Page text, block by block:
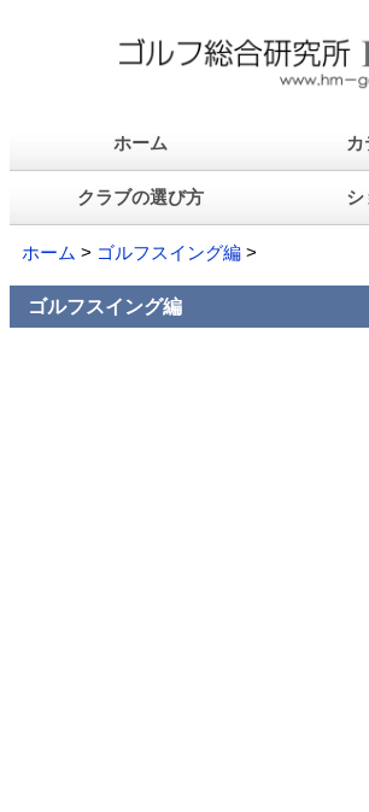
ホーム
クラブの選び方 シ
ホーム > ゴルフスイング編 >
ゴルフスイング編